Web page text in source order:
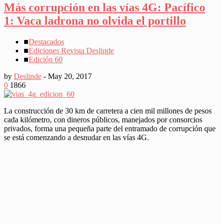
Más corrupción en las vías 4G: Pacífico
1: Vaca ladrona no olvida el portillo
■Destacados
■Ediciones Revista Deslinde
■Edición 60
by Deslinde - May 20, 2017
0 1866
La construcción de 30 km de carretera a cien mil millones de pesos
cada kilómetro, con dineros públicos, manejados por consorcios
privados, forma una pequeña parte del entramado de corrupción que
se está comenzando a desnudar en las vías 4G.